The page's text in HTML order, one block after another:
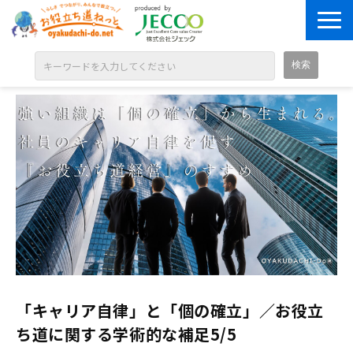
ABOUT
目的別に探す
ジャンル別に探す
シリーズ別に探す
OPEN BADGE
GALLERY
お知らせ
「キャリア自律」と「個の確立」／お役立
ち道に関する学術的な補足5/5